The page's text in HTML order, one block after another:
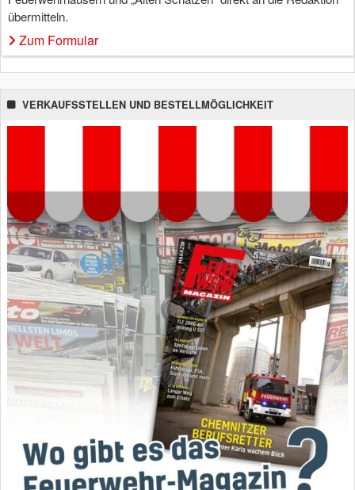
übermitteln.
Zum Formular
VERKAUFSSTELLEN UND BESTELLMÖGLICHKEIT